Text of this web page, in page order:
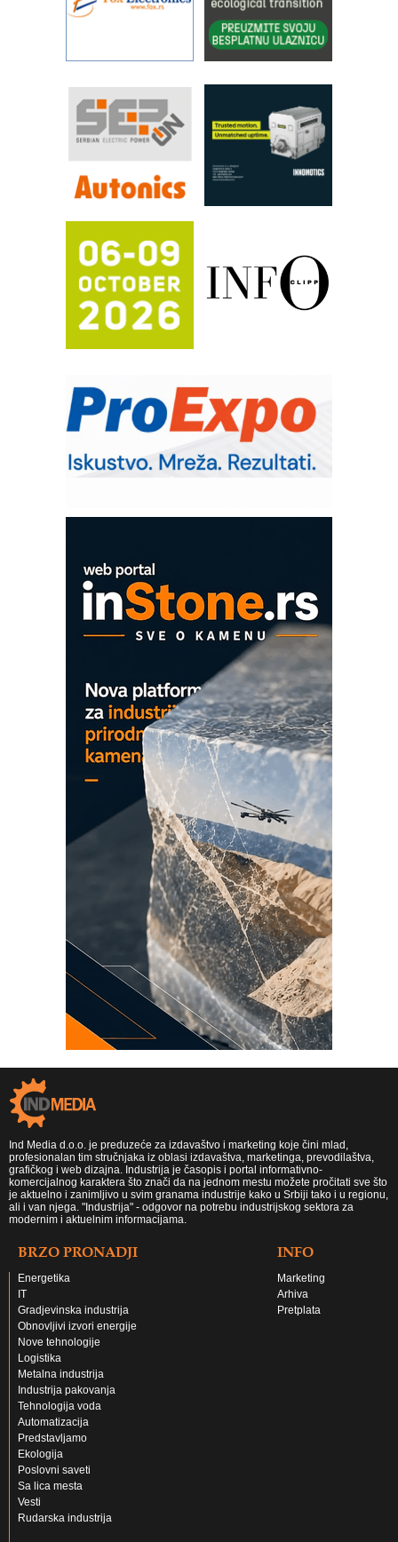
STAUFF – Komponente koje
povećavaju pouzdanost hidrauličkih
pouzdanost u transferu fluida
Filtration Group Industrial – Napredna
rešenja za filtraciju u hidrauličkim i
procesnim sistemima
RILINEX kompanije Rittal
FANUC: Najbolje za vašu pametnu
Efikasno upravljanje energijom
Automatizacija pakovanja · Display
(Shelf-Ready) omotnice
Potpuna efikasnost bez složenih
sistema
Trajna oznaka kao dugoročna korist
IB BLUMENAUER - više od 40 godina
poverenja u industriji
RMQ-TITAN ADVANCED INDICATOR
– Pametna signalizacija za efikasnije
upravljanje mašinama
era CNC merenja
Proizvodnja iC7 Hybrid 1500 VDC
mrežnog pretvarača sa tečnim
hlađenjem
COMBYPACK
EVOKS Maintenance Management
Ind Media d.o.o. je preduzeće za izdavaštvo i marketing koje čini mlad,
profesionalan tim stručnjaka iz oblasi izdavaštva, marketinga, prevodilaštva,
grafičkog i web dizajna. Industrija je časopis i portal informativno-
komercijalnog karaktera što znači da na jednom mestu možete pročitati sve što
je aktuelno i zanimljivo u svim granama industrije kako u Srbiji tako i u regionu,
ali i van njega. "Industrija" - odgovor na potrebu industrijskog sektora za
modernim i aktuelnim informacijama.
BRZO PRONADJI
Energetika
IT
Gradjevinska industrija
Obnovljivi izvori energije
Nove tehnologije
Logistika
Metalna industrija
Industrija pakovanja
Tehnologija voda
Automatizacija
Predstavljamo
Ekologija
Poslovni saveti
Sa lica mesta
Vesti
Rudarska industrija
INFO
Marketing
Arhiva
Pretplata